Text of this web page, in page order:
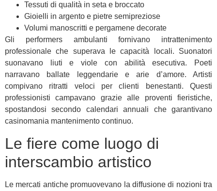
Tessuti di qualità in seta e broccato
Gioielli in argento e pietre semipreziose
Volumi manoscritti e pergamene decorate
Gli performers ambulanti fornivano intrattenimento
professionale che superava le capacità locali. Suonatori
suonavano liuti e viole con abilità esecutiva. Poeti
narravano ballate leggendarie e arie d’amore. Artisti
compivano ritratti veloci per clienti benestanti. Questi
professionisti campavano grazie alle proventi fieristiche,
spostandosi secondo calendari annuali che garantivano
casinomania mantenimento continuo.
Le fiere come luogo di
interscambio artistico
Le mercati antiche promuovevano la diffusione di nozioni tra